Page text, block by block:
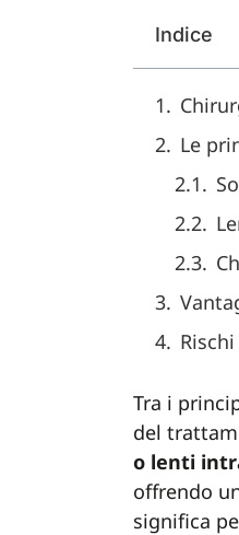
Indice
Le
Tra i
del
o lenti
offrendo
significa